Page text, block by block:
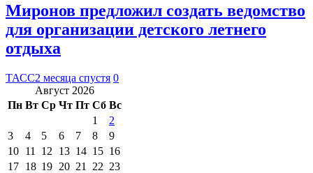
Миронов предложил создать ведомство
для организации детского летнего
отдыха
ТАСС2 месяца спустя 0
Август 2026
Пн Вт Ср Чт Пт Сб Вс
1
2
3
4 5 6 7 8
9
10 11 12 13 14 15 16
17 18 19 20 21 22 23